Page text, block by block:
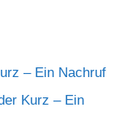
– Ein Nachruf
Kurz – Ein